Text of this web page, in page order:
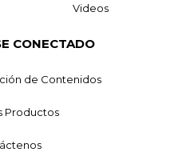
Videos
CONECTADO
de Contenidos
Productos